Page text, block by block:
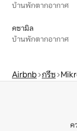
บ้านพักตากอากาศ
คซามิล
บ้านพักตากอากาศ
Airbnb กรีซ
ค